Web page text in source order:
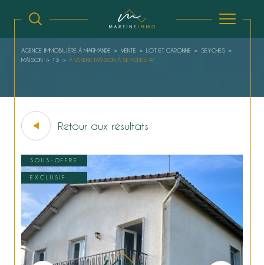
AGENCE IMMOBILIÈRE À MARMANDE VENTE LOT ET GARONNE
SEYCHES
MAISON
T3 A VENDRE MAISON A SEYCHES 47
Retour aux résultats
SOUS-OFFRE
EXCLUSIF